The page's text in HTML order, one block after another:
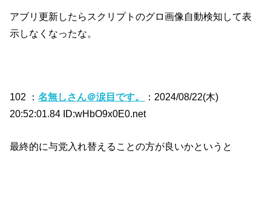
アブリ更新したらスクリプトのグロ画像自動検知して表
示しなくなったな。
102 ：名無しさん＠涙目です。
：2024/08/22(木)
20:52:01.84 ID:wHbO9x0E0.net
最終的に与党入れ替えることの方が良いかというと